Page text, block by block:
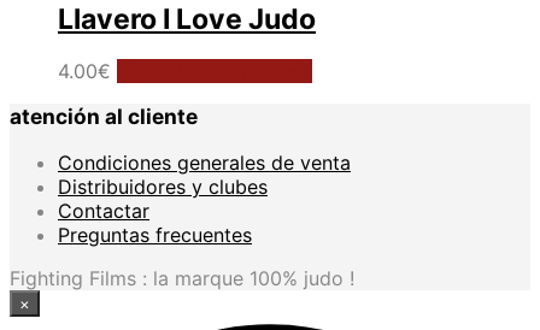
Llavero I Love Judo
4.00€
variantes.
elegir
atención al cliente
Condiciones generales de venta
Distribuidores y clubes
Contactar
Preguntas frecuentes
Fighting Films : la marque 100% judo !
×